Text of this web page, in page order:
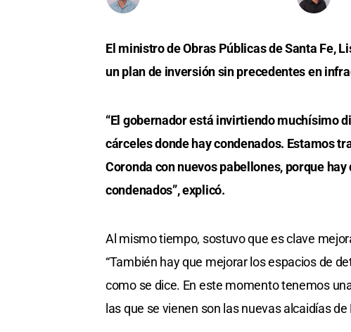
El ministro de Obras Públicas de Santa Fe,
un plan de inversión sin precedentes en
“El gobernador está invirtiendo muchísimo
cárceles donde hay condenados. Estamos
Coronda con nuevos pabellones, porque
condenados”, explicó.
Al mismo tiempo, sostuvo que es clave
“También hay que mejorar los espacios de
como se dice. En este momento tenemos
las que se vienen son las nuevas alcaidías